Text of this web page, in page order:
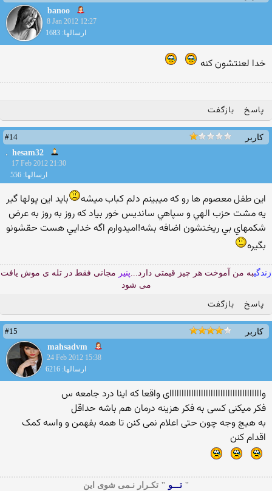
banoo
8 Jan 2012 12:27
ارسالها: 1683
خدا لعنتشون کنه
پاسخ بازگفت
کاربر
#14
hesam32
17 Feb 2012 21:30
ارسالها: 556
اين طفل معصوم ها رو كه ميبينم دلم كباب ميشه
بايد اين پولها گير
يه مشت حزب الهي و سپاهي سانديس خور بياد كه روز به روز به عرض
شكمهاي بي ريختشون اضافه بشه!اميدوارم اگه خدايي هست حقشونو
بگيره
زندگیبه من آموخت هر چیز قیمتی دارد...پنیر مجانی فقط در تله ی موش یافت
می شود
پاسخ بازگفت
کاربر
#15
mahsadvm
24 Feb 2012 15:38
ارسالها: 6216
واااااااااااااااااااااااااااااااااااااای واقعا که اینا درد جامعه س
فکر میکنی کسی به فکر هزینه درمان هم باشه حداقل
به هیچ وجه چون حتی اعلام نمی کنن تا همه بفهمن و واسه کمک
اقدام کنن
"تـــو " تکـرار نـمی شوی این